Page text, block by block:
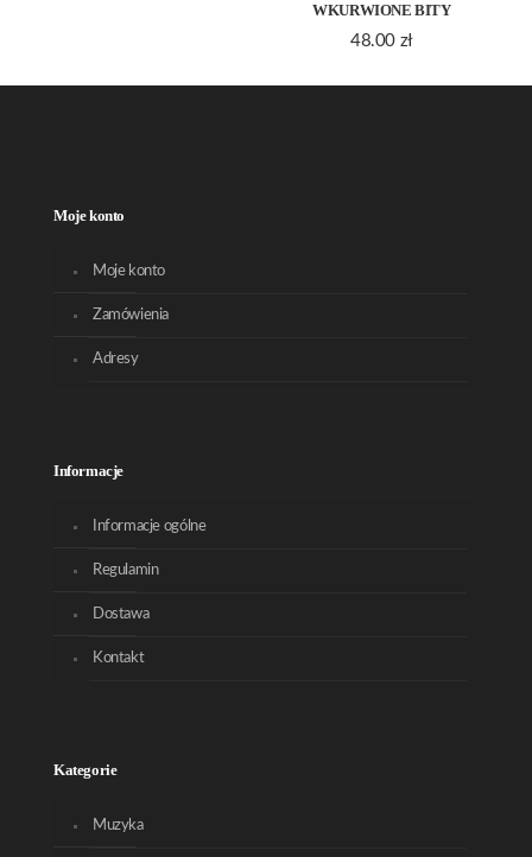
WKURWIONE BITY
48.00 zł
Moje konto
Moje konto
Zamówienia
Adresy
Informacje
Informacje ogólne
Regulamin
Dostawa
Kontakt
Kategorie
Muzyka